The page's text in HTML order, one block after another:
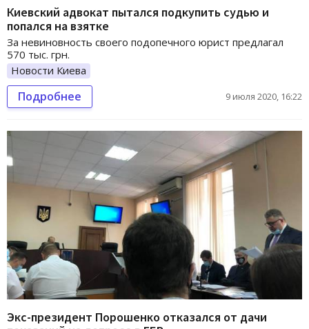
Киевский адвокат пытался подкупить судью и
попался на взятке
За невиновность своего подопечного юрист предлагал
570 тыс. грн.
Новости Киева
Подробнее 9 июля 2020, 16:22
Экс-президент Порошенко отказался от дачи